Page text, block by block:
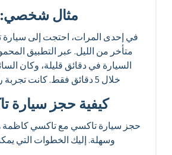
مثال شخصي:
في إحدى المرات، احتجت إلى
متأخر من الليل. عبر التطبيق
السيارة في دقائق قليلة، وكان
خلال 5 دقائق فقط. كانت تجربة رائعة للغاية!
كيفية حجز سيارة
حجز سيارة تاكسي مع تاكسي كاظمة
وسهلة. إليك الخطوات التي